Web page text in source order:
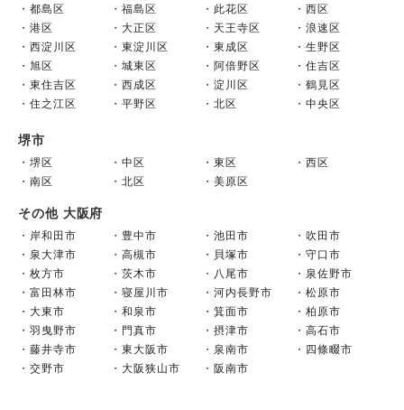
都島区 福島区 此花区
西区
港区
大正区 天王寺区
浪速区
西淀川区
東淀川区 東成区
生野区
旭区
城東区 阿倍野区
住吉区
東住吉区
西成区 淀川区
鶴見区
住之江区
平野区 北区 中央区
堺市
堺区 中区 東区
西区
南区
北区 美原区
その他 大阪府
岸和田市 豊中市 池田市
吹田市
泉大津市
高槻市 貝塚市
守口市
枚方市
茨木市 八尾市
泉佐野市
富田林市
寝屋川市 河内長野市
松原市
大東市
和泉市 箕面市
柏原市
羽曳野市
門真市 摂津市
高石市
藤井寺市
東大阪市 泉南市
四條畷市
交野市
大阪狭山市 阪南市